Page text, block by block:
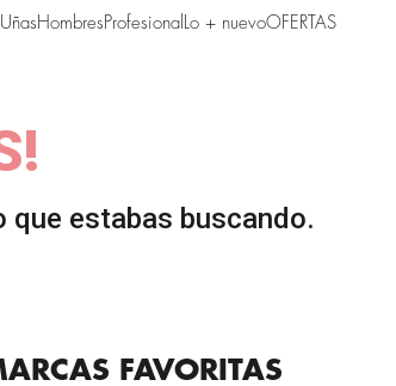
Uñas Hombres Profesional Lo + nuevoOFERTAS
FAVORITAS